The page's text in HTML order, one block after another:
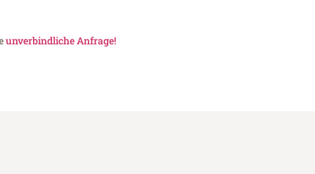
unverbindliche Anfrage!